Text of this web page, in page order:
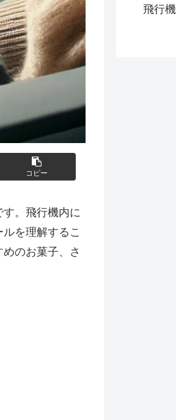
コピー
。飛行機内に
を理解するこ
のお菓子、さ
飛行機